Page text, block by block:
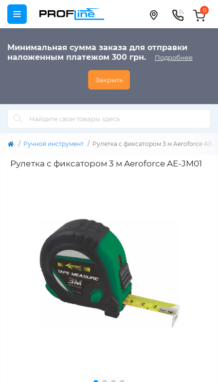
Минимальная сумма заказа для отправки
наложенным платежом 300 грн.
Подробнее
Закрыть
0
Ручной инструмент Рулетка с фиксатором 3 м Aeroforce AE-
Рулетка с фиксатором 3 м Aeroforce AE-JM01